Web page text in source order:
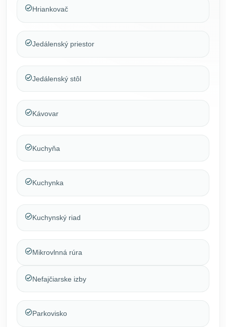
Hriankovač
Jedálenský priestor
Jedálenský stôl
Kávovar
Kuchyňa
Kuchynka
Kuchynský riad
Mikrovlnná rúra
Nefajčiarske izby
Parkovisko